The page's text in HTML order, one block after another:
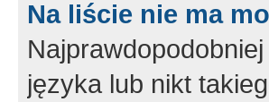
Na liście nie ma
języka lub nikt